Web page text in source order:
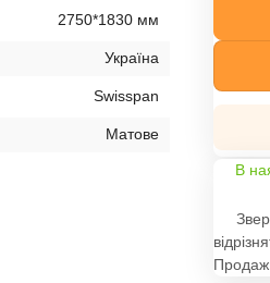
2750*1830 мм
Україна
Swisspan
Матове
В
Продаж